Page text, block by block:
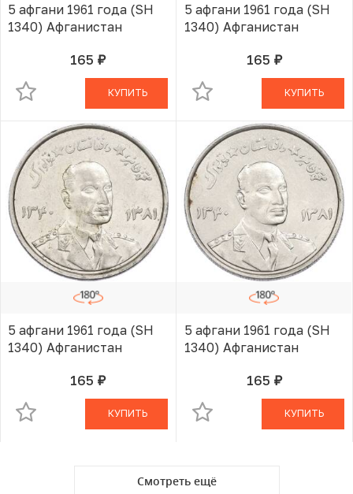
5 афгани 1961 года (SH
1340) Афганистан
165 руб.В КОРЗИНЕ
КУПИТЬ
5 афгани 1961 года (SH
1340) Афганистан
165 руб.В КОРЗИНЕ
КУПИТЬ
5 афгани 1961 года (SH
1340) Афганистан
165 руб.В КОРЗИНЕ
КУПИТЬ
5 афгани 1961 года (SH
1340) Афганистан
165 руб.В КОРЗИНЕ
КУПИТЬ
Смотреть ещё